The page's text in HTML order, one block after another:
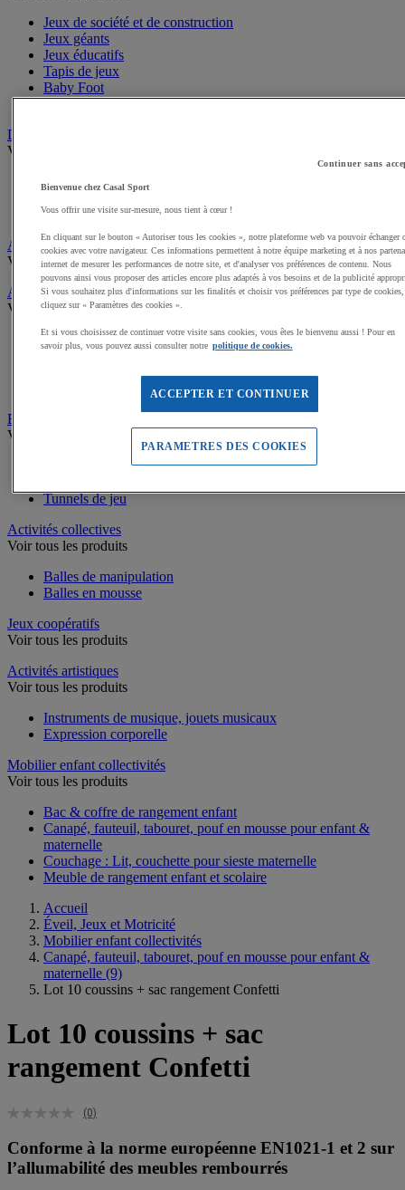
Jeux de société et de construction
Jeux géants
Jeux éducatifs
Tapis de jeux
Baby Foot
Jeux d'adresse
Draisiennes, Tricycles, Vélos
Voir tous les produits
Tricycles
Trottinettes et Patinettes
Apprentissage scolaire de la Sécurité routière
Voir tous les produits
Activités gymniques
Voir tous les produits
Tapis, Matelas scolaires
Modules, Parcours mousse enfant
Equilibre, Coordination
Voir tous les produits
Parcours de motricité
Tunnels de jeu
Activités collectives
Voir tous les produits
Balles de manipulation
Balles en mousse
Jeux coopératifs
Voir tous les produits
Activités artistiques
Voir tous les produits
Instruments de musique, jouets musicaux
Expression corporelle
Mobilier enfant collectivités
Voir tous les produits
Bac & coffre de rangement enfant​
Canapé, fauteuil, tabouret, pouf en mousse pour enfant &
maternelle
Couchage : Lit, couchette pour sieste maternelle​
Meuble de rangement enfant et scolaire
Accueil
Éveil, Jeux et Motricité
Mobilier enfant collectivités
Canapé, fauteuil, tabouret, pouf en mousse pour enfant &
maternelle (9)
Lot 10 coussins + sac rangement Confetti
Lot 10 coussins + sac
rangement Confetti
(0)
Conforme à la norme européenne EN1021-1 et 2 sur
l’allumabilité des meubles rembourrés
Continuer sans
Bienvenue chez Casal Sport
Vous offrir une visite sur-mesure, nous tient à cœur !
En cliquant sur le bouton « Autoriser tous les cookies », notre plateforme web va pouvoir échanger
cookies avec votre navigateur. Ces informations permettent à notre équipe marketing et à nos
internet de mesurer les performances de notre site, et d'analyser vos préférences de contenu. Nous
pouvons ainsi vous proposer des articles encore plus adaptés à vos besoins et de la publicité
Si vous souhaitez plus d'informations sur les finalités et choisir vos préférences par type de cookies,
cliquez sur « Paramètres des cookies ».
Et si vous choisissez de continuer votre visite sans cookies, vous êtes le bienvenu aussi ! Pour en
savoir plus, vous pouvez aussi consulter notre politique de cookies.
ACCEPTER ET CONTINUER
PARAMETRES DES COOKIES